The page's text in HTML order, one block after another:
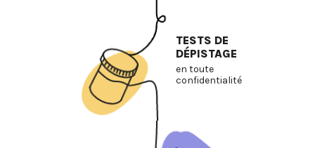
TESTS DE
DÉPISTAGE
en toute
confidentialité